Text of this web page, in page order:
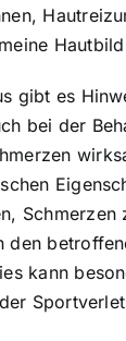
gibt es
bei der
Schmerzen
den
kann